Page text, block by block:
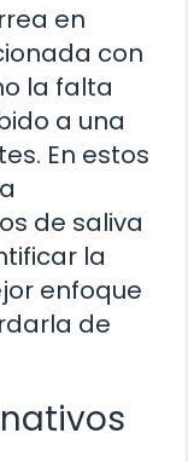
en
con
la falta
a una
En estos
de saliva
la
enfoque
de